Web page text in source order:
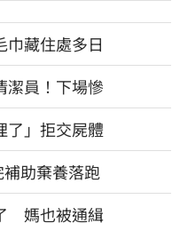
藏住處多日
潔員！下場慘
了」拒交屍體
助棄養落跑
媽也被通緝